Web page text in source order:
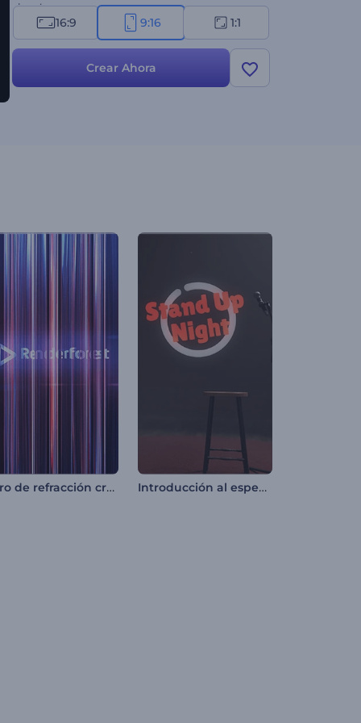
ahora!
16:9 9:16 1:1
Crear Ahora
Intro de refracción cromática Introducción al espectáculo de monólogos